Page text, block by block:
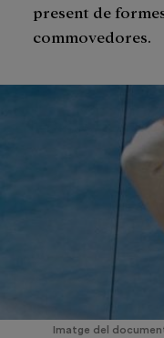
present de
commovedores.
Imatge del